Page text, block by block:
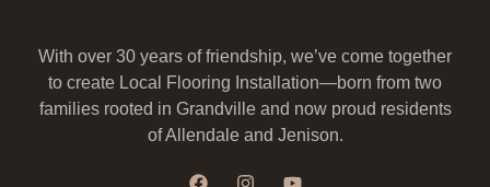
With over 30 years of friendship, we’ve come together
to create Local Flooring Installation—born from two
families rooted in Grandville and now proud residents
of Allendale and Jenison.